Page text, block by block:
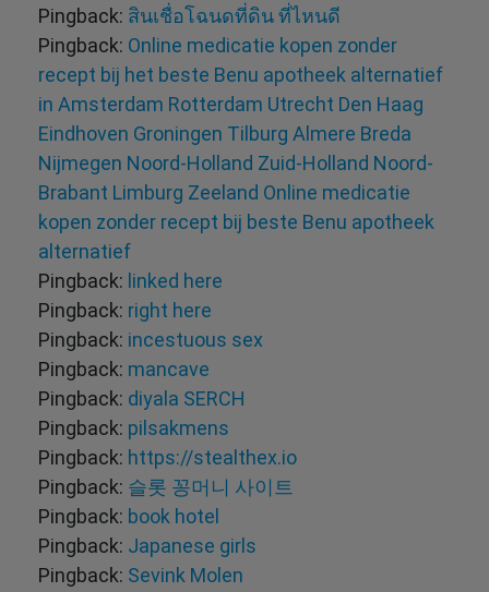
Pingback: สินเชื่อโฉนดที่ดิน ที่ไหนดี
Pingback: Online medicatie kopen zonder
recept bij het beste Benu apotheek alternatief
in Amsterdam Rotterdam Utrecht Den Haag
Eindhoven Groningen Tilburg Almere Breda
Nijmegen Noord-Holland Zuid-Holland Noord-
Brabant Limburg Zeeland Online medicatie
kopen zonder recept bij beste Benu apotheek
alternatief
Pingback: linked here
Pingback: right here
Pingback: incestuous sex
Pingback: mancave
Pingback: diyala SERCH
Pingback: pilsakmens
Pingback: https://stealthex.io
Pingback: 슬롯 꽁머니 사이트
Pingback: book hotel
Pingback: Japanese girls
Pingback: Sevink Molen